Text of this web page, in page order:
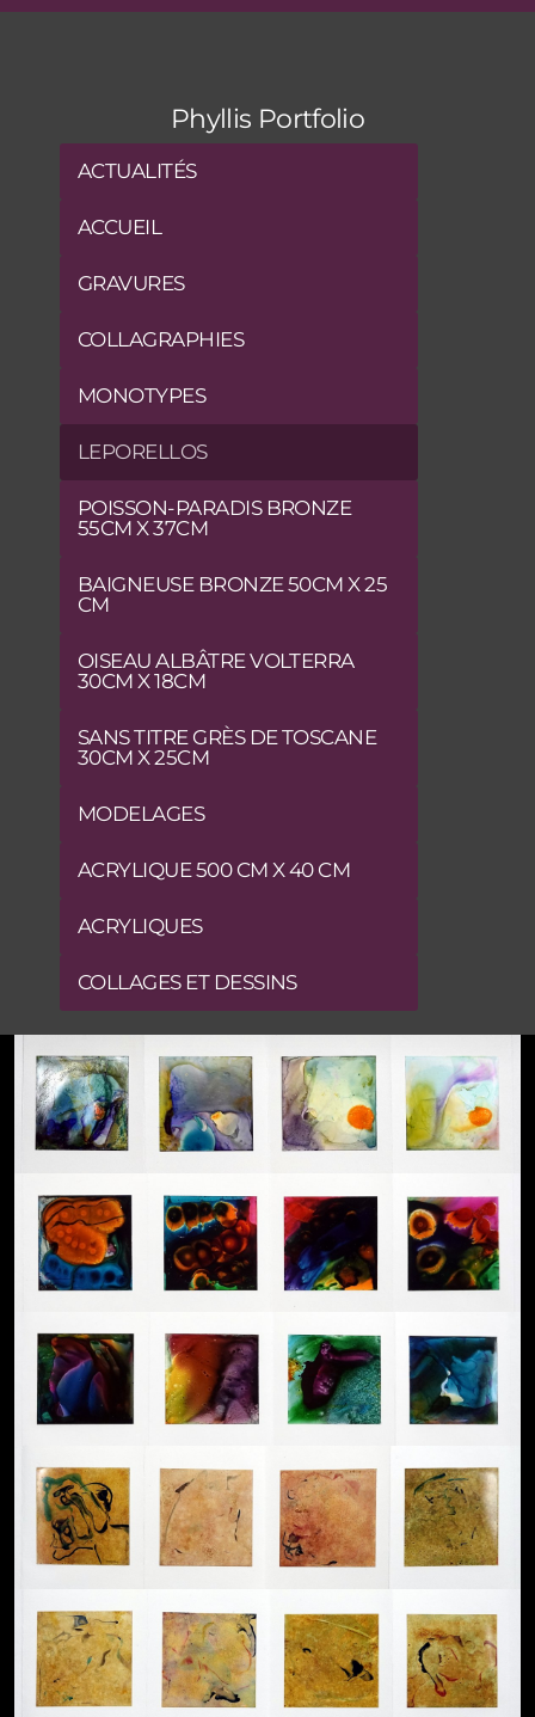
Phyllis Portfolio
ACTUALITÉS
ACCUEIL
GRAVURES
COLLAGRAPHIES
MONOTYPES
LEPORELLOS
POISSON-PARADIS BRONZE
55CM X 37CM
BAIGNEUSE BRONZE 50CM X 25
CM
OISEAU ALBÂTRE VOLTERRA
30CM X 18CM
SANS TITRE GRÈS DE TOSCANE
30CM X 25CM
MODELAGES
ACRYLIQUE 500 CM X 40 CM
ACRYLIQUES
COLLAGES ET DESSINS